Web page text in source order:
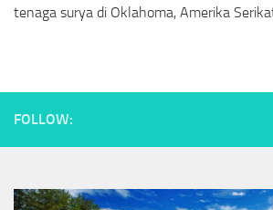
tenaga surya di Oklahoma, Amerika
FOLLOW: